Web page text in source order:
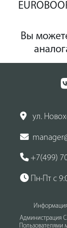
Вы
ул.
+7(499)
Пн-Пт с
Администрация